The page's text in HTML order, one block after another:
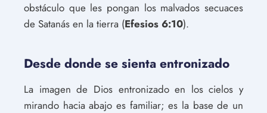
obstáculo que les pongan los malvados secuaces
de Satanás en la tierra (Efesios 6:10).
Desde donde se sienta entronizado
La imagen de Dios entronizado en los cielos y
mirando hacia abajo es familiar; es la base de un